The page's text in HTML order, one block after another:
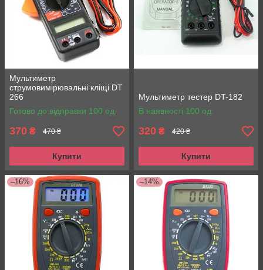
Мультиметр
струмовимірювальні кліщі DT
266
Готово до відправки 100 од.
370 ₴ 470 ₴
Купити
Мультиметр тестер DT-182
В наявності 100 од.
320 ₴ 420 ₴
Купити
–16% –14%